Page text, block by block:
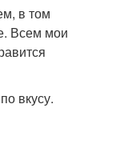
в том
Всем мои
вкусу.